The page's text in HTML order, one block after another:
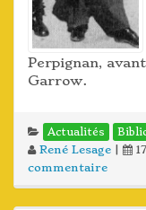
Perpignan,
Garrow.
Actualités
René Lesage
commentaire